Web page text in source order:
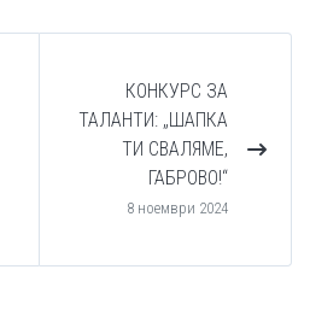
КОНКУРС ЗА
ТАЛАНТИ: „ШАПКА
ТИ СВАЛЯМЕ,
ГАБРОВО!“
8 ноември 2024